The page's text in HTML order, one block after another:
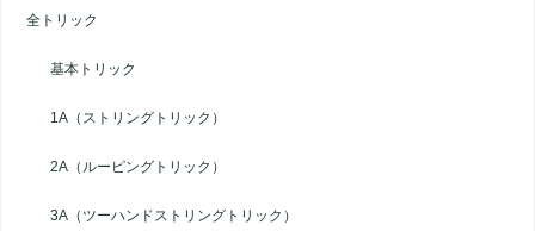
全トリック
基本トリック
1A（ストリングトリック）
2A（ルーピングトリック）
3A（ツーハンドストリングトリック）